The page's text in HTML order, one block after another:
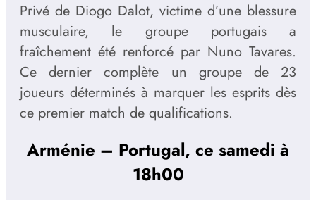
Privé de Diogo Dalot, victime d’une blessure
musculaire, le groupe portugais a
fraîchement été renforcé par Nuno Tavares.
Ce dernier complète un groupe de 23
joueurs déterminés à marquer les esprits dès
ce premier match de qualifications.
Arménie – Portugal, ce samedi à
18h00